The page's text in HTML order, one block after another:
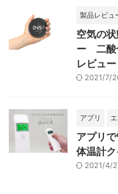
製品レビュ
空気の
ー 二酸
レビュー
2021/7/
アプリ
アプリ
体温計
2021/4/